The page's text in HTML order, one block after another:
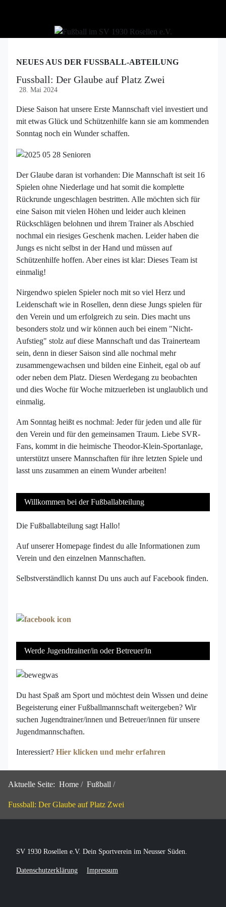
NEUES AUS DER FUSSBALL-ABTEILUNG
Fussball: Der Glaube auf Platz Zwei
28. Mai 2024
Diese Saison hat unsere Erste Mannschaft viel investiert und
mit etwas Glück und Schützenhilfe kann sie am kommenden
Sonntag noch ein Wunder schaffen.
Der Glaube daran ist vorhanden: Die Mannschaft ist seit 16
Spielen ohne Niederlage und hat somit die komplette
Rückrunde ungeschlagen bestritten. Alle möchten sich für
eine Saison mit vielen Höhen und leider auch kleinen
Rückschlägen belohnen und ihrem Trainer als Abschied
nochmal ein riesiges Geschenk machen. Leider haben die
Jungs es nicht selbst in der Hand und müssen auf
Schützenhilfe hoffen. Aber eines ist klar: Dieses Team ist
einmalig!
Nirgendwo spielen Spieler noch mit so viel Herz und
Leidenschaft wie in Rosellen, denn diese Jungs spielen für
den Verein und um erfolgreich zu sein. Dies macht uns
besonders stolz und wir können auch bei einem "Nicht-
Aufstieg" stolz auf diese Mannschaft und das Trainerteam
sein, denn in dieser Saison sind alle nochmal mehr
zusammengewachsen und bilden eine Einheit, egal ob auf
oder neben dem Platz. Diesen Werdegang zu beobachten
und dies Woche für Woche mitzuerleben ist unglaublich und
einmalig.
Am Sonntag heißt es nochmal: Jeder für jeden und alle für
den Verein und für den gemeinsamen Traum. Liebe SVR-
Fans, kommt in die heimische Theodor-Klein-Sportanlage,
unterstützt unsere Mannschaften für ihre letzten Spiele und
lasst uns zusammen an einem Wunder arbeiten!
Willkommen bei der Fußballabteilung
Die Fußballabteilung sagt Hallo!
Auf unserer Homepage findest du alle Informationen zum
Verein und den einzelnen Mannschaften.
Selbstverständlich kannst Du uns auch auf Facebook finden.
Werde Jugendtrainer/in oder Betreuer/in
Du hast Spaß am Sport und möchtest dein Wissen und deine
Begeisterung einer Fußballmannschaft weitergeben? Wir
suchen Jugendtrainer/innen und Betreuer/innen für unsere
Jugendmannschaften.
Interessiert? Hier klicken und mehr erfahren
Aktuelle Seite: Home Fußball
Fussball: Der Glaube auf Platz Zwei
SV 1930 Rosellen e.V. Dein Sportverein im Neusser Süden.
Datenschutzerklärung Impressum